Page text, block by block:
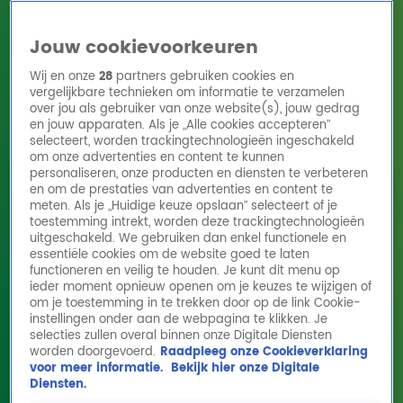
HomeActiesRadioshows DJ'sRadio 10 zendersHitlijsten
Radio luisteren
Volg Radio 10
Zoeken
HomeOnline Radio LuisterenActiesShowsAlle zenders
Deze Top 4000-platen doen Johnny, Gijs en
Lex denken aan hun eerste liefde...
12 nov 2024, 16:38
Jouw cookievoorkeuren
Wij en onze28 partners gebruiken cookies en
vergelijkbare technieken om informatie te verzamelen
over jou als gebruiker van onze website(s), jouw gedrag
en jouw apparaten. Als je „Alle cookies accepteren”
selecteert, worden trackingtechnologieën ingeschakeld
om onze advertenties en content te kunnen
personaliseren, onze producten en diensten te verbeteren
en om de prestaties van advertenties en content te
meten. Als je „Huidige keuze opslaan” selecteert of je
toestemming intrekt, worden deze trackingtechnologieën
uitgeschakeld. We gebruiken dan enkel functionele en
essentiële cookies om de website goed te laten
functioneren en veilig te houden. Je kunt dit menu op
ieder moment opnieuw openen om je keuzes te wijzigen of
om je toestemming in te trekken door op de link Cookie-
instellingen onder aan de webpagina te klikken. Je
selecties zullen overal binnen onze Digitale Diensten
worden doorgevoerd. Raadpleeg onze Cookieverklaring
voor meer informatie. Bekijk hier onze Digitale
Diensten.